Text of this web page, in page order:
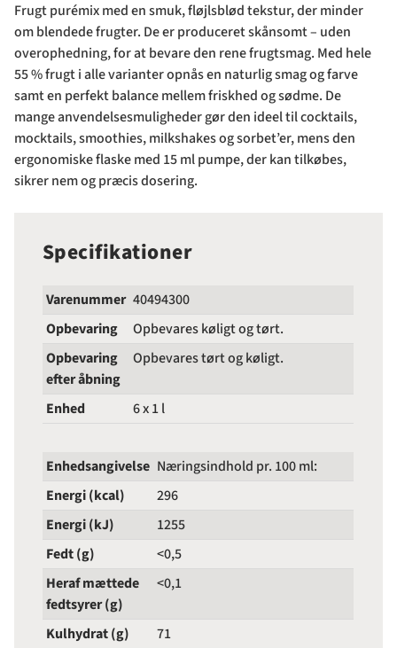
Frugt purémix med en smuk, fløjlsblød tekstur, der minder
om blendede frugter. De er produceret skånsomt – uden
overophedning, for at bevare den rene frugtsmag. Med hele
55 % frugt i alle varianter opnås en naturlig smag og farve
samt en perfekt balance mellem friskhed og sødme. De
mange anvendelsesmuligheder gør den ideel til cocktails,
mocktails, smoothies, milkshakes og sorbet’er, mens den
ergonomiske flaske med 15 ml pumpe, der kan tilkøbes,
sikrer nem og præcis dosering.
Specifikationer
Varenummer 40494300
Opbevaring
Opbevares køligt og tørt.
Opbevaring
efter åbning
Opbevares tørt og køligt.
Enhed 6 x 1 l
Enhedsangivelse Næringsindhold pr. 100 ml:
Energi (kcal)
296
Energi (kJ)
1255
Fedt (g)
<0,5
Heraf mættede
fedtsyrer (g)
<0,1
Kulhydrat (g)
71